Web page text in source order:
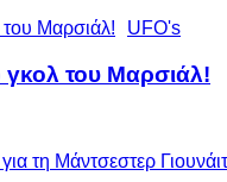
UFO's
του Μαρσιάλ!